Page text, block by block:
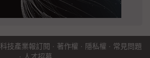
科技產業報訂閱 · 著作權 · 隱私權 · 常見問題